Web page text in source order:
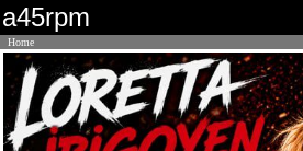
a45rpm
Home